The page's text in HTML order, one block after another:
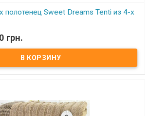
полотенец Sweet Dreams Tenti из 4-х
Sweet Dreams из 4-х штук 50х90 см
шт Состав: махра микрокоттон, 100% хлопок
Производитель: Sweet Dreams (Турция)
грн.